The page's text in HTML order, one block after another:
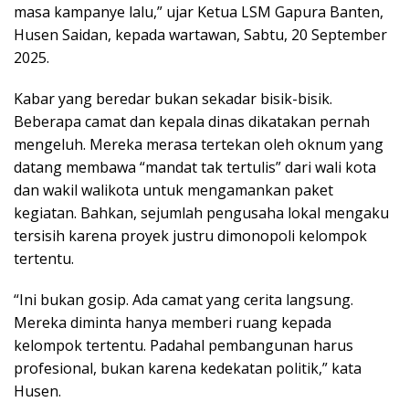
masa kampanye lalu,” ujar Ketua LSM Gapura Banten,
Husen Saidan, kepada wartawan, Sabtu, 20 September
2025.
Kabar yang beredar bukan sekadar bisik-bisik.
Beberapa camat dan kepala dinas dikatakan pernah
mengeluh. Mereka merasa tertekan oleh oknum yang
datang membawa “mandat tak tertulis” dari wali kota
dan wakil walikota untuk mengamankan paket
kegiatan. Bahkan, sejumlah pengusaha lokal mengaku
tersisih karena proyek justru dimonopoli kelompok
tertentu.
“Ini bukan gosip. Ada camat yang cerita langsung.
Mereka diminta hanya memberi ruang kepada
kelompok tertentu. Padahal pembangunan harus
profesional, bukan karena kedekatan politik,” kata
Husen.